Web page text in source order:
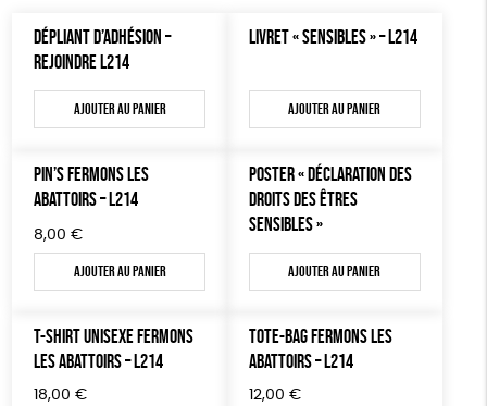
OUTILS MILITANTS
CARTES
BROCHURES
OUTILS ÉDUCATIFS
AUTRES OUTILS ÉDUCATIFS
Par défaut
Nouveauté
Prix : du - cher au + cher
Disponibilité
Prix
0 € - 50 €
100 € - 150 €
150 € - 200 €
Mots clés
DÉPLIANT D’ADHÉSION –
REJOINDRE L214
Ajouter au panier
LIVRET « SENSIBLES » – L214
Ajouter au panier
PIN’S FERMONS LES
ABATTOIRS – L214
8,00 €
Ajouter au panier
POSTER « DÉCLARATION DES
DROITS DES ÊTRES
SENSIBLES »
Ajouter au panier
T-SHIRT UNISEXE FERMONS
LES ABATTOIRS – L214
18,00 €
TOTE-BAG FERMONS LES
ABATTOIRS – L214
12,00 €